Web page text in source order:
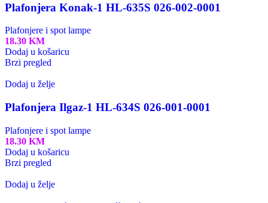
Plafonjera Konak-1 HL-635S 026-002-0001
Plafonjere i spot lampe
18.30 KM
Dodaj u košaricu
Brzi pregled
Dodaj u želje
Plafonjera Ilgaz-1 HL-634S 026-001-0001
Plafonjere i spot lampe
18.30 KM
Dodaj u košaricu
Brzi pregled
Dodaj u želje